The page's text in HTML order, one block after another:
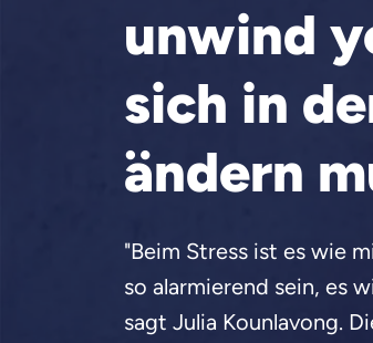
unwind
sich in
ändern
"Beim Stress ist es wie
so alarmierend sein, es
sagt Julia Kounlavong.